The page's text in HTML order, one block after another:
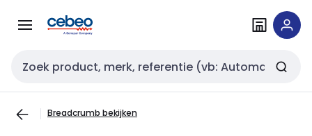
naar
naar
Zoekveld invoer
Breadcrumb bekijken